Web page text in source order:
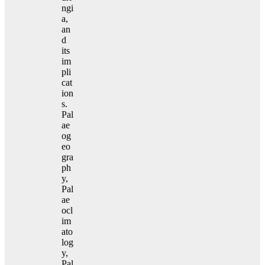
ngi
a,
an
d
its
im
pli
cat
ion
s.
Pal
ae
og
eo
gra
ph
y,
Pal
ae
ocl
im
ato
log
y,